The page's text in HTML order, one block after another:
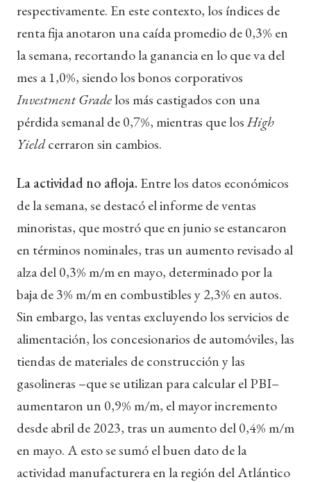
respectivamente. En este contexto, los índices de
renta fija anotaron una caída promedio de 0,3% en
la semana, recortando la ganancia en lo que va del
mes a 1,0%, siendo los bonos corporativos
Investment Gradelos más castigados con una
pérdida semanal de 0,7%, mientras que losHigh
Yieldcerraron sin cambios.
La actividad no afloja. Entre los datos económicos
de la semana, se destacó el informe de ventas
minoristas, que mostró que en junio se estancaron
en términos nominales, tras un aumento revisado al
alza del 0,3% m/m en mayo, determinado por la
baja de 3% m/m en combustibles y 2,3% en autos.
Sin embargo, las ventas excluyendo los servicios de
alimentación, los concesionarios de automóviles, las
tiendas de materiales de construcción y las
gasolineras –que se utilizan para calcular el PBI–
aumentaron un 0,9% m/m, el mayor incremento
desde abril de 2023, tras un aumento del 0,4% m/m
en mayo. A esto se sumó el buen dato de la
actividad manufacturera en la región del Atlántico